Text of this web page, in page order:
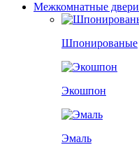
Межкомнатные двери
Шпонированые
Экошпон
Эмаль